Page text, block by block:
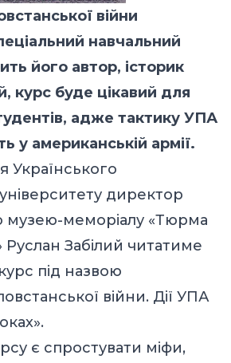
війни
навчальний
його автор, історик
курс буде цікавий для
адже тактику УПА
у американській армії.
Українського
директор
музею-меморіалу «Тюрма
Забілий читатиме
під назвою
війни. Дії УПА
є спростувати міфи,